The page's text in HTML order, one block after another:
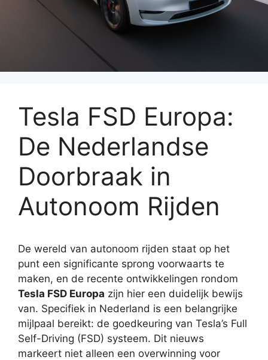
Tesla FSD Europa:
De Nederlandse
Doorbraak in
Autonoom Rijden
De wereld van autonoom rijden staat op het
punt een significante sprong voorwaarts te
maken, en de recente ontwikkelingen rondom
Tesla FSD Europa zijn hier een duidelijk bewijs
van. Specifiek in Nederland is een belangrijke
mijlpaal bereikt: de goedkeuring van Tesla’s Full
Self-Driving (FSD) systeem. Dit nieuws
markeert niet alleen een overwinning voor